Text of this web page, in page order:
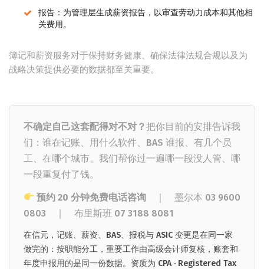
报告：为管理层生成薪资报告，以审查劳动力成本和其他相
关费用。
簿记和薪资服务对于保持财务健康、确保法律法规合规以及为
战略决策提供必要的数据都至关重要。
不确定自己这套配得对不对？把你目前的安排告诉我
们：谁在记账、用什么软件、BAS 谁报、有几个员
工、在哪个城市。我们帮你过一遍哪一段没人管、哪
一段重复付了钱。
预约 20 分钟免费电话咨询｜ 墨尔本 03 9600
0803 ｜ 布里斯班 07 3188 8081
在信元，记账、薪资、BAS、报税与 ASIC 变更是在同一家
做完的：按职能分工，重要工作由高级会计师复核，账套和
年度申报用的是同一份数据。资质为 CPA · Registered Tax